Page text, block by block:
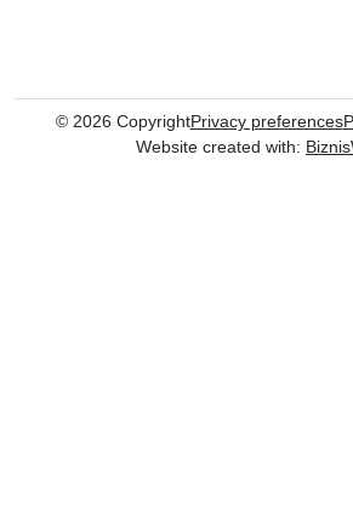
© 2026 CopyrightPrivacy preferences
Website created with: